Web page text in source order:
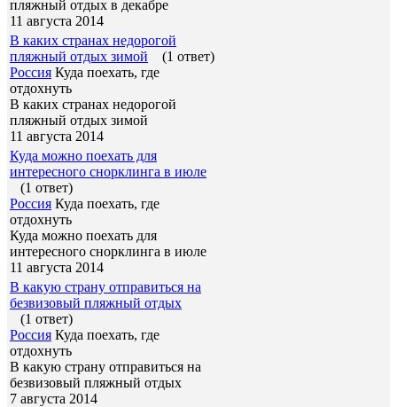
пляжный отдых в декабре
11 августа 2014
В каких странах недорогой
пляжный отдых зимой
(1 ответ)
Россия Куда поехать, где
отдохнуть
В каких странах недорогой
пляжный отдых зимой
11 августа 2014
Куда можно поехать для
интересного снорклинга в июле
(1 ответ)
Россия Куда поехать, где
отдохнуть
Куда можно поехать для
интересного снорклинга в июле
11 августа 2014
В какую страну отправиться на
безвизовый пляжный отдых
(1 ответ)
Россия Куда поехать, где
отдохнуть
В какую страну отправиться на
безвизовый пляжный отдых
7 августа 2014